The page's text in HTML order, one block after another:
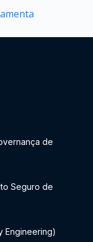
de
Seguro de
Engineering)